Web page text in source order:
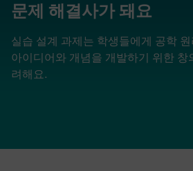
문제 해결사가 돼요
실습 설계 과제는 학생들에게 공학
아이디어와 개념을 개발하기 위한 창
려해요.